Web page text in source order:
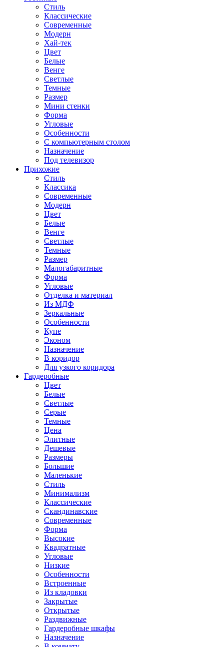
Стиль
Классические
Современные
Модерн
Хай-тек
Цвет
Белые
Венге
Светлые
Темные
Размер
Мини стенки
Форма
Угловые
Особенности
С компьютерным столом
Назначение
Под телевизор
Прихожие
Стиль
Классика
Современные
Модерн
Цвет
Белые
Венге
Светлые
Темные
Размер
Малогабаритные
Форма
Угловые
Отделка и материал
Из МДФ
Зеркальные
Особенности
Купе
Эконом
Назначение
В коридор
Для узкого коридора
Гардеробные
Цвет
Белые
Светлые
Серые
Темные
Цена
Элитные
Дешевые
Размеры
Большие
Маленькие
Стиль
Минимализм
Классические
Скандинавские
Современные
Форма
Высокие
Квадратные
Угловые
Низкие
Особенности
Встроенные
Из кладовки
Закрытые
Открытые
Раздвижные
Гардеробные шкафы
Назначение